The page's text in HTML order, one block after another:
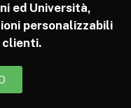
ed Università,
personalizzabili
clienti.